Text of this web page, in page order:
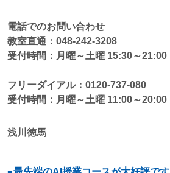
電話でのお問い合わせ
教室直通：048-242-3208
受付時間：月曜～土曜 15:30～21:00
フリーダイアル：0120-737-080
受付時間：月曜～土曜 11:00～20:00
浅川徳馬